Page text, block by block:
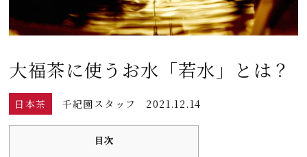
大福茶に使うお水「若水」とは？
日本茶 千紀園スタッフ 2021.12.14
目次